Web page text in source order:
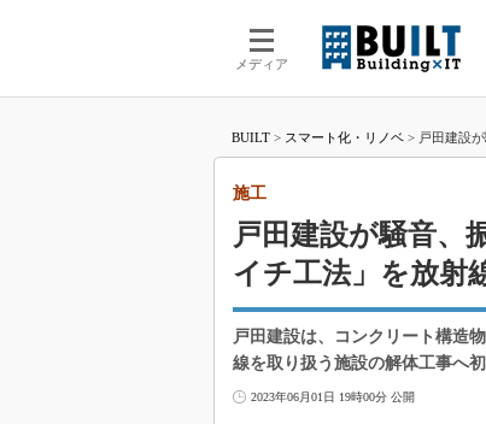
メディア
BUILT > スマート化・リノベ > 戸田建設
戸田建設が騒音、
イチ工法」を放射
施工
戸田建設は、コンクリート構造
線を取り扱う施設の解体工事へ初
2023年06月01日 19時00分 公開